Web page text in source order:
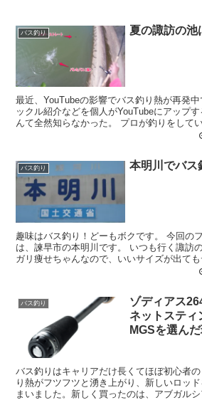
バス釣り 夏の諏訪の池
最近、YouTubeの影響でバス釣り熱が再発
ックル紹介などを個人がYouTubeにアップ
んて全然知らなかった。 プロが釣りをして
バス釣り 本明川でバス
趣味はバス釣り！どーもボクです。 今回の
は、諫早市の本明川です。 いつも行く諏訪
ガリ痩せちゃんなので、いいサイズが出ても
バス釣り
ゾディアス
ネットスティ
MGSを選ん
バス釣りはキャリアだけ長くてほぼ初心者
り熱がフツフツと湧き上がり、新しいロッ
まいました。新しく買ったのは、アブガルシ